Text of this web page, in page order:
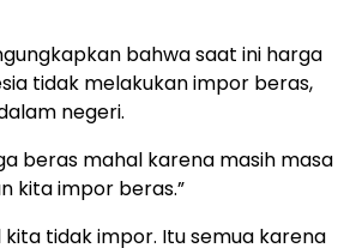
bahwa saat ini harga
tidak melakukan impor beras,
negeri.
beras mahal karena masih masa
kita impor beras.”
tidak impor. Itu semua karena